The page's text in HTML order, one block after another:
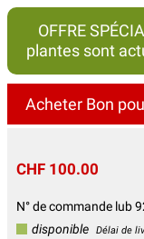
OFFRE
plantes sont
Acheter Bon
CHF 100.00
N° de commande lub
disponible
Délai de